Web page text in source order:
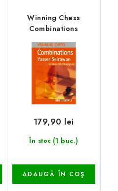
Winning Chess
Combinations
În stoc (1 buc.)
179,90 lei
ADAUGĂ ÎN COŞ